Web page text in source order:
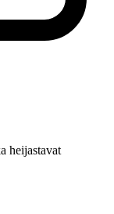
heijastavat